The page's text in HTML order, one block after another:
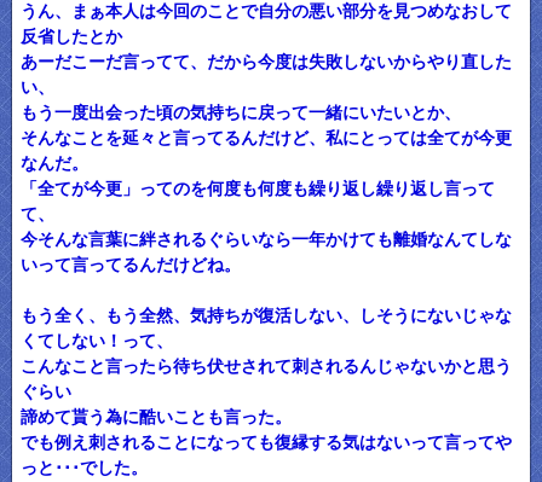
うん、まぁ本人は今回のことで自分の悪い部分を見つめなおして
反省したとか
あーだこーだ言ってて、だから今度は失敗しないからやり直した
い、
もう一度出会った頃の気持ちに戻って一緒にいたいとか、
そんなことを延々と言ってるんだけど、私にとっては全てが今更
なんだ。
「全てが今更」ってのを何度も何度も繰り返し繰り返し言って
て、
今そんな言葉に絆されるぐらいなら一年かけても離婚なんてしな
いって言ってるんだけどね。
もう全く、もう全然、気持ちが復活しない、しそうにないじゃな
くてしない！って、
こんなこと言ったら待ち伏せされて刺されるんじゃないかと思う
ぐらい
諦めて貰う為に酷いことも言った。
でも例え刺されることになっても復縁する気はないって言ってや
っと･･･でした。